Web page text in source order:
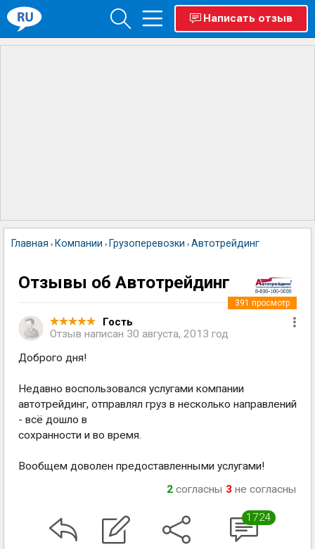
Написать отзыв
Главная › Компании › Грузоперевозки › Автотрейдинг
Отзывы об Автотрейдинг
Гость
Отзыв написан 30 августа, 2013 год
391 просмотр
Доброго дня!
Недавно воспользовался услугами компании
автотрейдинг, отправлял груз в несколько направлений
- всё дошло в
сохранности и во время.
Вообщем доволен предоставленными услугами!
2 согласны 3 не согласны
1724